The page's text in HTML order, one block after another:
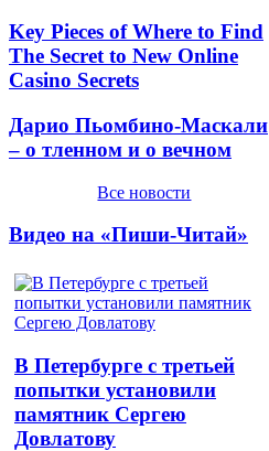
Key Pieces of Where to Find
The Secret to New Online
Casino Secrets
Дарио Пьомбино-Маскали
– о тленном и о вечном
Все новости
Видео на «Пиши-Читай»
В Петербурге с третьей
попытки установили
памятник Сергею
Довлатову